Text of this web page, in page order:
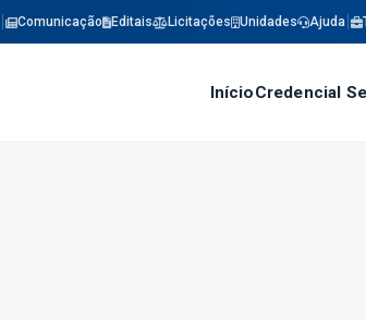
Comunicação Editais Licitações Unidades Ajuda
InícioCredencial